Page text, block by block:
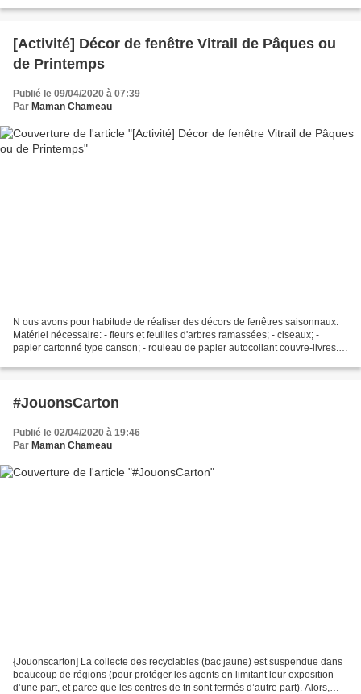
[Activité] Décor de fenêtre Vitrail de Pâques ou
de Printemps
Publié le 09/04/2020 à 07:39
Par Maman Chameau
N ous avons pour habitude de réaliser des décors de fenêtres saisonnaux.
Matériel nécessaire: - fleurs et feuilles d'arbres ramassées; - ciseaux; -
papier cartonné type canson; - rouleau de papier autocollant couvre-livres.
#JouonsCarton
Publié le 02/04/2020 à 19:46
Par Maman Chameau
{Jouonscarton] La collecte des recyclables (bac jaune) est suspendue dans
beaucoup de régions (pour protéger les agents en limitant leur exposition
d’une part, et parce que les centres de tri sont fermés d’autre part). Alors,